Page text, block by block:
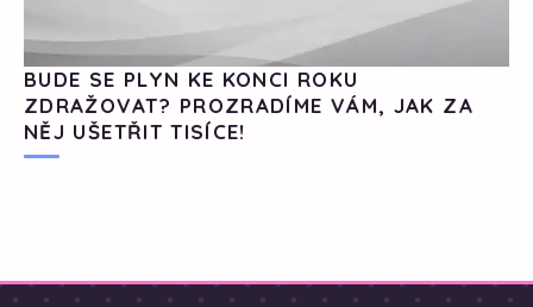
BUDE SE PLYN KE KONCI ROKU
ZDRAŽOVAT? PROZRADÍME VÁM, JAK ZA
NĚJ UŠETŘIT TISÍCE!